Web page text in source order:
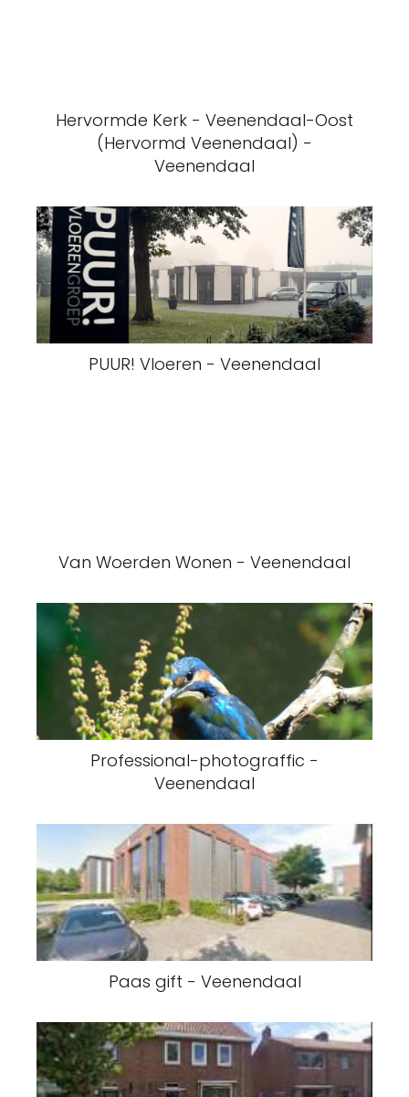
Hervormde Kerk - Veenendaal-Oost
(Hervormd Veenendaal) -
Veenendaal
PUUR! Vloeren - Veenendaal
Van Woerden Wonen - Veenendaal
Professional-photograffic -
Veenendaal
Paas gift - Veenendaal